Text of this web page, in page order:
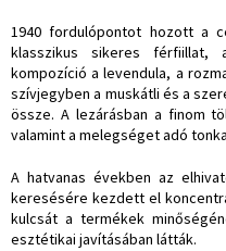
1940 fordulópontot hozott a
klasszikus sikeres férfiillat,
kompozíció a levendula, a
szívjegyben a muskátli és a
össze. A lezárásban a finom
valamint a melegséget adó
A hatvanas években az
keresésére kezdett el
kulcsát a termékek
esztétikai javításában látták.